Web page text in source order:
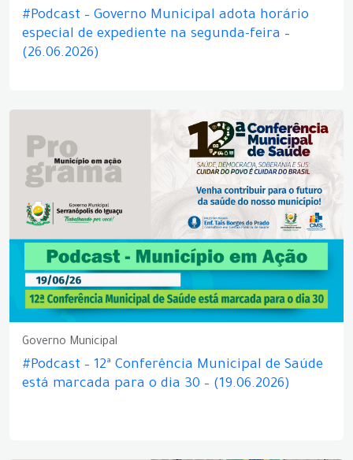
#Podcast – Governo Municipal adota horário
especial de expediente na segunda-feira –
(26.06.2026)
Governo Municipal
#Podcast – 12ª Conferência Municipal de Saúde
está marcada para o dia 30 – (19.06.2026)